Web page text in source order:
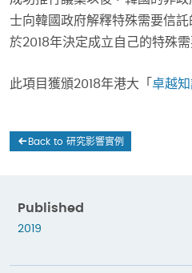
士向韓國政府解釋特殊需要信
於2018年決定成立自己的特殊需
此項目獲頒2018年港大「 卓越
Back to 研究影響實例
Published
2019